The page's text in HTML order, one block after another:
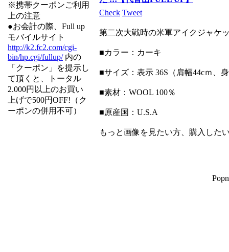
※携帯クーポンご利用
上の注意
●お会計の際、Full up
モバイルサイト
http://k2.fc2.com/cgi-
bin/hp.cgi/fullup/内の
「クーポン」を提示し
て頂くと、トータル
2.000円以上のお買い
上げで500円OFF!（ク
ーポンの併用不可）
Check Tweet
第二次大戦時の米軍アイクジャケ
■カラー：カーキ
■サイズ：表示 36S（肩幅44cｍ、
■素材：WOOL 100％
■原産国：U.S.A
もっと画像を見たい方、購入した